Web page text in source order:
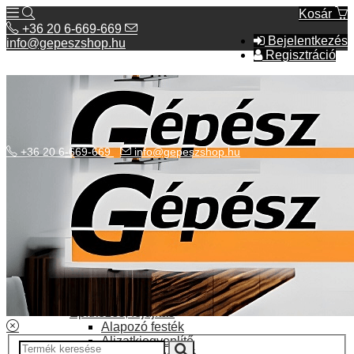
Kosár
Bejelentkezés
Regisztráció
+36 20 6-669-669
info@gepeszshop.hu
Kategóriák menü
Bolhapiac
Elektromos fűtés
Építkezés, fejújítás
Alapozó festék
Aljzatkiegyenlítő
+36 20 6-669-669 info@gepeszshop.hu